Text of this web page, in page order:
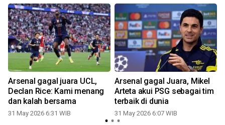
Arsenal gagal juara UCL,
Declan Rice: Kami menang
dan kalah bersama
31 May 2026 6:31 WIB
Arsenal gagal Juara, Mikel
Arteta akui PSG sebagai tim
terbaik di dunia
31 May 2026 6:07 WIB